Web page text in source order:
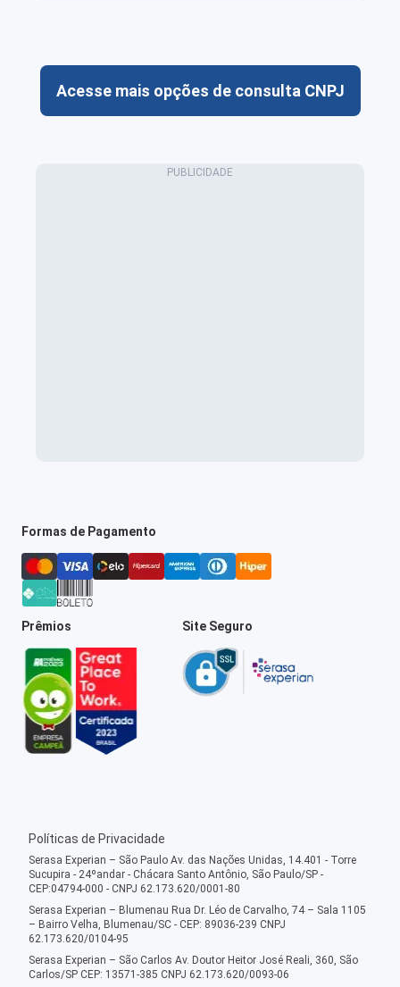
Acesse mais opções de consulta CNPJ
Formas de Pagamento
Prêmios Site Seguro
Políticas de Privacidade
Serasa Experian – São Paulo Av. das Nações Unidas, 14.401 - Torre
Sucupira - 24ºandar - Chácara Santo Antônio, São Paulo/SP -
CEP:04794-000 - CNPJ 62.173.620/0001-80
Serasa Experian – Blumenau Rua Dr. Léo de Carvalho, 74 – Sala 1105
– Bairro Velha, Blumenau/SC - CEP: 89036-239 CNPJ
62.173.620/0104-95
Serasa Experian – São Carlos Av. Doutor Heitor José Reali, 360, São
Carlos/SP CEP: 13571-385 CNPJ 62.173.620/0093-06